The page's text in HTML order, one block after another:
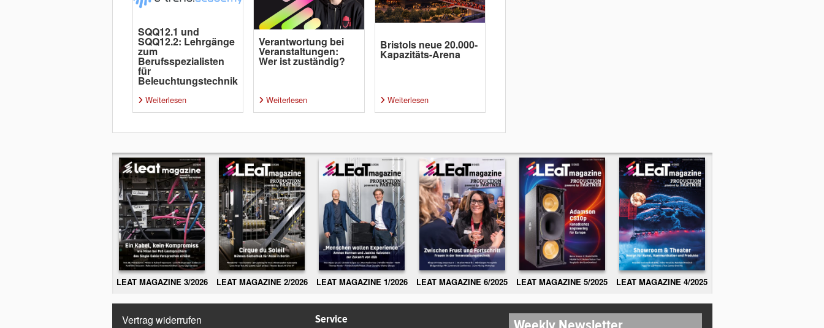
SQQ12.1 und
SQQ12.2: Lehrgänge
zum
Berufsspezialisten
für
Beleuchtungstechnik
Weiterlesen
Verantwortung bei
Veranstaltungen:
Wer ist zuständig?
Weiterlesen
Bristols neue 20.000-
Kapazitäts-Arena
Weiterlesen
LEAT MAGAZINE 3/2026 LEAT MAGAZINE 2/2026 LEAT MAGAZINE 1/2026 LEAT MAGAZINE 6/2025 LEAT MAGAZINE 5/2025 LEAT MAGAZINE 4/2025
Vertrag widerrufen Service